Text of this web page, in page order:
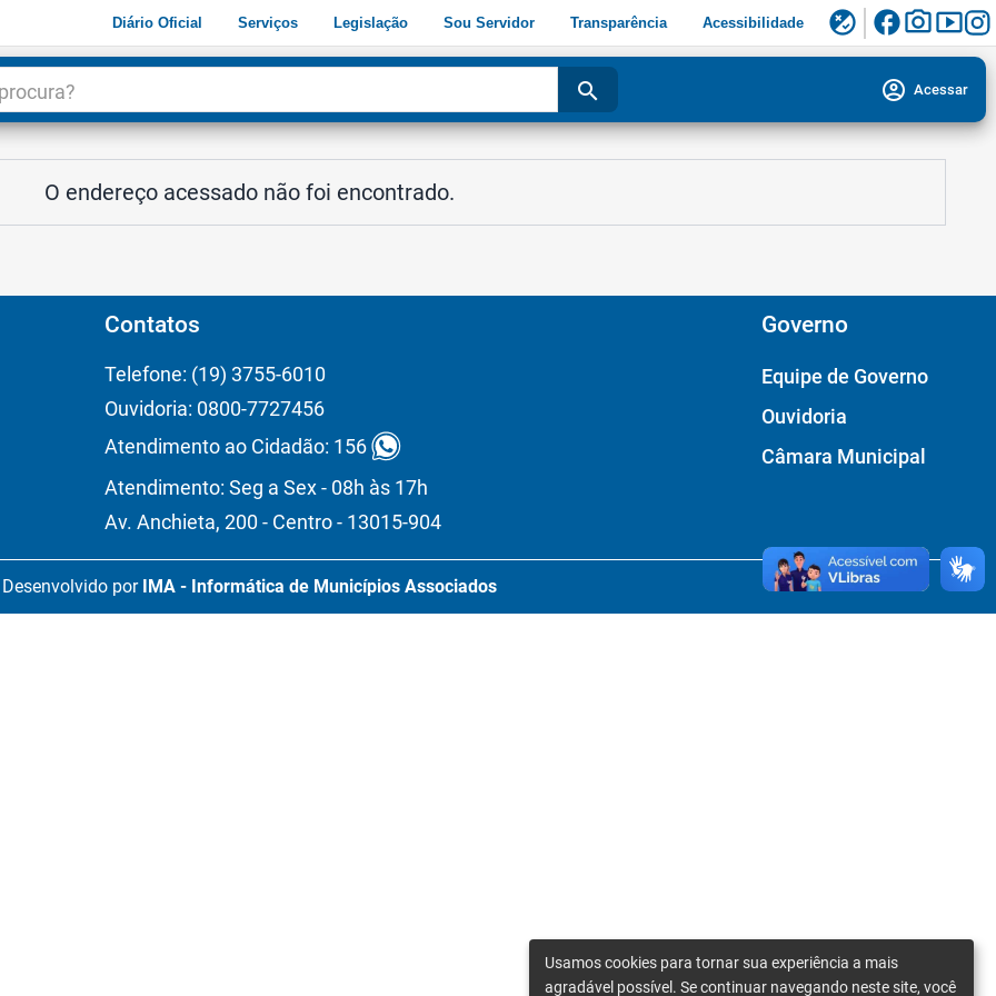
Diário Oficial Serviços Legislação Sou Servidor Transparência Acessibilidade flaky facebookphoto_camerasmart_display
search account_circle Acessar
O endereço acessado não foi encontrado.
Contatos
Telefone: (19) 3755-6010
Ouvidoria: 0800-7727456
Atendimento ao Cidadão: 156
Atendimento: Seg a Sex - 08h às 17h
Av. Anchieta, 200 - Centro - 13015-904
Governo
Equipe de Governo
Ouvidoria
Câmara Municipal
Desenvolvido por IMA - Informática de Municípios Associados
Usamos cookies para tornar sua experiência a mais
agradável possível. Se continuar navegando neste site, você